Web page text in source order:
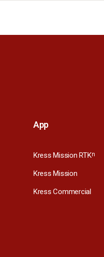
App
Kress Mission RTKn
Kress Mission
Kress Commercial